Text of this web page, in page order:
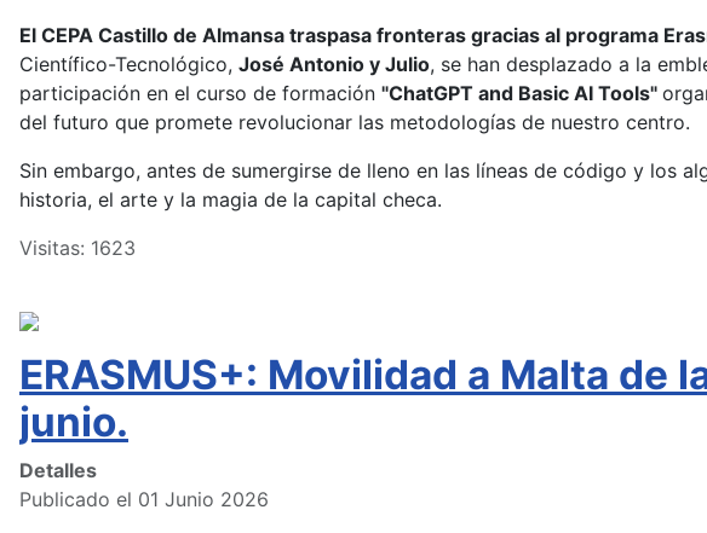
El CEPA Castillo de Almansa traspasa fronteras gracias al programa
Científico-Tecnológico, José Antonio y Julio, se han desplazado a la
participación en el curso de formación "ChatGPT and Basic AI Tools"
del futuro que promete revolucionar las metodologías de nuestro centro.
Sin embargo, antes de sumergirse de lleno en las líneas de código y los
historia, el arte y la magia de la capital checa.
Visitas: 1623
ERASMUS+: Movilidad a Malta de
junio.
Detalles
Publicado el 01 Junio 2026